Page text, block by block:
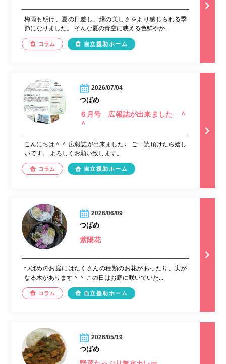
梅雨も明け、夏の日差し、緑の美しさをより感じられる季
節になりました。 そんな夏の青空に映える色鮮やか...
コラム 自立援助ホーム
2026/07/04
つばめ
６月号 広報誌が出来ました ＾
＾
こんにちは＾＾ 広報誌が出来ました♩ ご一読頂けたら嬉し
いです。 よろしくお願い致します。
コラム 自立援助ホーム
2026/06/09
つばめ
紫陽花
つばめのお庭にはたくさんの種類のお花があったり、実が
なる木があります＾＾ この日はお庭に咲いていた...
コラム 自立援助ホーム
2026/05/19
つばめ